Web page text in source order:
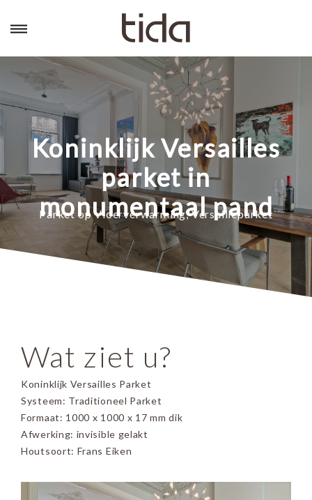
Koninklijk Versailles
parket in
monumentaal pand
Parket op Vloerverwarming,Versailleparket
Wat ziet u?
Koninklijk Versailles Parket
Systeem: Traditioneel Parket
Formaat: 1000 x 1000 x 17 mm dik
Afwerking: invisible gelakt
Houtsoort: Frans Eiken